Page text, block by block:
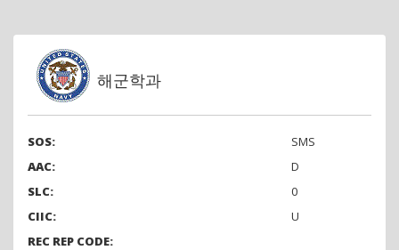
해군학과
SOS:
SMS
AAC:
D
SLC:
0
CIIC:
U
REC REP CODE: